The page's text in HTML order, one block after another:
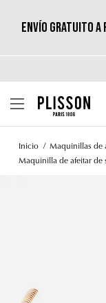
Envío gratuito a
Inicio Maquinillas de
Maquinilla de afeitar de